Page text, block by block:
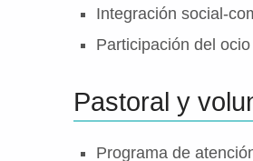
Integración social-
Participación del
Pastoral y
Programa de